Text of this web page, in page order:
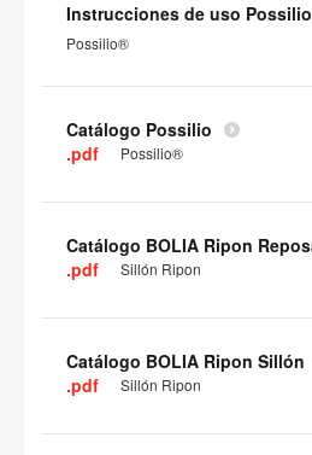
Instrucciones de uso Possilio
Possilio®
Catálogo Possilio
.pdf
Possilio®
.pdf
Sillón Ripon
Catálogo BOLIA Ripon Sillón
.pdf
Sillón Ripon